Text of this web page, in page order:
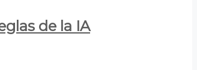
de la IA